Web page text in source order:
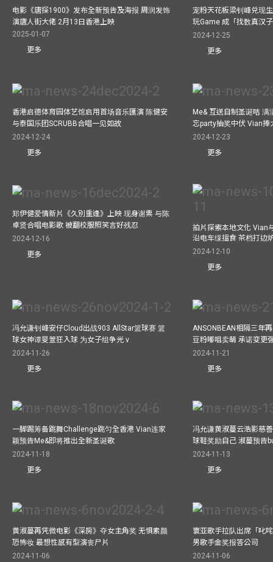
电影《唐探1900》发布全新预告及海报 周润发饰
演唐人街大佬 2月13日香港上映
2025-01-07
更多
宠粉天花板梁钊峰兑现
玩Game 成「找数真汉
2024-12-25
更多
香港启德体育园体艺馆启用首场音乐匯演 陈健安
与泰国乐团SCRUBB合唱一见如故
2024-12-24
更多
Me& 互送自制圣诞咭
忘party抽奖中伏 Vian捧
2024-12-23
更多
郑伊健爱情新片《久別重逢》上映 现身谢票 与陈
卓贤合唱电影歌 被翻校服照笑言好残忍
2024-12-16
更多
拍片探索本地文化 Vian
沿电车缐搵食 茶档打边
2024-12-10
更多
冯允谦钊峰安仔Cloud出战903 AllStar篮球赛 篮
球女神谭旻萱狂入球 为女子组争光 v
2024-11-26
更多
ANSONBEAN相隔三年
豆粉嘟咀卖萌 承诺变更
2024-11-21
更多
一脚踢筹备跳舞Challenge跳匀全香港 Vian连家
颖预告Me&即将推出全新圣诞歌
2024-11-18
更多
冯允谦黄淑蔓云浩影慈
球鞋奖励自己 淑蔓预告
2024-11-13
更多
黄淑蔓再凭微电影《深房》夺女主角奖 无惧素颜
恐怖妆 最想性感有型演丧尸片
2024-11-06
寰亚歌手拉队出席「叱
男歌手金奖报答公司
2024-11-06